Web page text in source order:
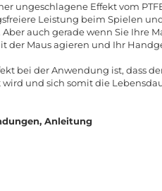
ungeschlagene Effekt vom
Leistung beim Spielen
auch gerade wenn Sie Ihre
der Maus agieren und Ihr
bei der Anwendung ist, dass
und sich somit die
Anleitung